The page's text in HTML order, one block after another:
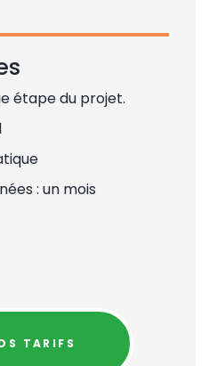
étape du projet.
: un mois
TARIFS